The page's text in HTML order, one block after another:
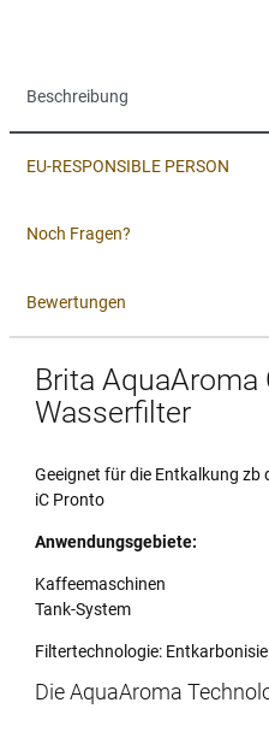
Beschreibung
EU-RESPONSIBLE PERSON
Noch Fragen?
Bewertungen
Brita AquaAroma
Wasserfilter
Geeignet für die Entkalkung
iC Pronto
Anwendungsgebiete:
Kaffeemaschinen
Tank-System
Filtertechnologie:
Die AquaAroma